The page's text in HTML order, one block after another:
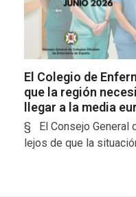
El Colegio de
que la región
llegar a la media
§ El Consejo General
lejos de que la